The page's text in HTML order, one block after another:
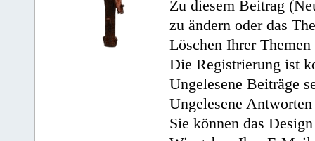
Zu diesem Beitrag
zu ändern oder das
Löschen Ihrer
Die Registrierung ist
Ungelesene Beiträge
Ungelesene
Sie können das